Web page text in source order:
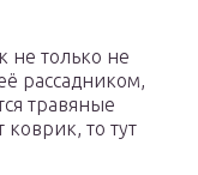
не только не
рассадником,
травяные
то тут